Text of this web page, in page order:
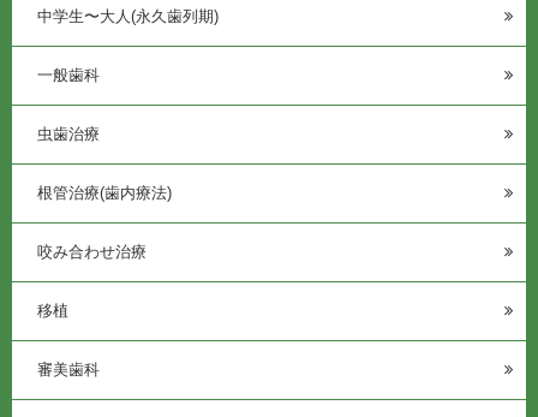
中学生〜大人(永久歯列期)
一般歯科
虫歯治療
根管治療(歯内療法)
咬み合わせ治療
移植
審美歯科